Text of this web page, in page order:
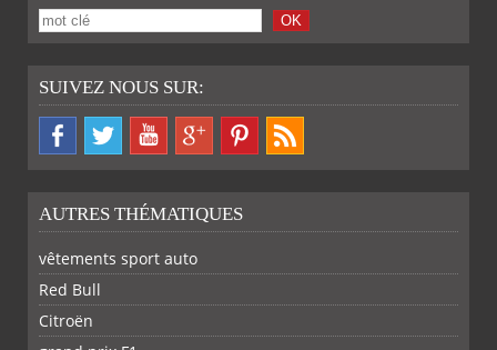
SUIVEZ NOUS SUR:
AUTRES THÉMATIQUES
vêtements sport auto
Red Bull
Citroën